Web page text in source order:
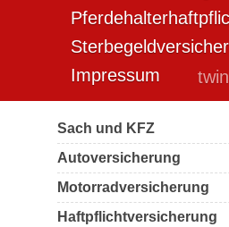
Impressum
Sach und KFZ
Autoversicherung
Motorradversicherung
Haftpflichtversicherung